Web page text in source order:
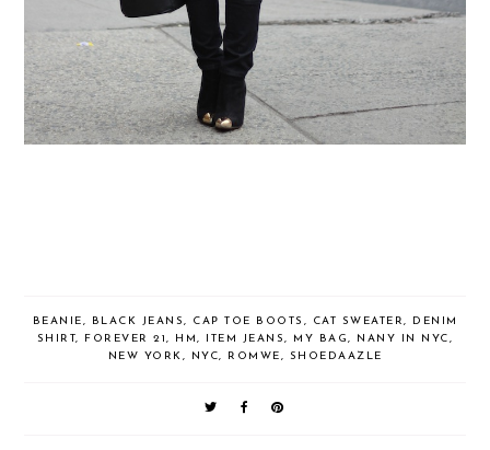
BEANIE, BLACK JEANS, CAP TOE BOOTS , CAT SWEATER, DENIM
SHIRT, FOREVER 21, HM, ITEM JEANS, MY BAG, NANY IN NYC,
NEW YORK, NYC, ROMWE, SHOEDAAZLE